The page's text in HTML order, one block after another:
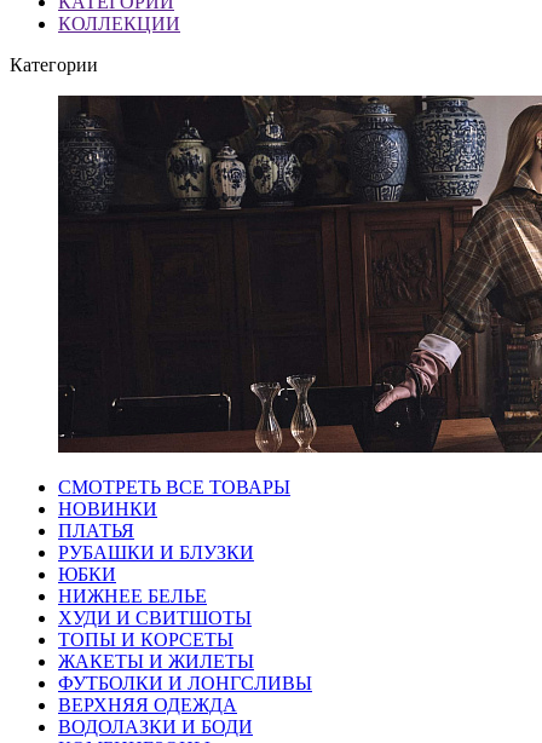
КОЛЛЕКЦИИ
Категории
СМОТРЕТЬ ВСЕ ТОВАРЫ
НОВИНКИ
ПЛАТЬЯ
РУБАШКИ И БЛУЗКИ
ЮБКИ
НИЖНЕЕ БЕЛЬЕ
ХУДИ И СВИТШОТЫ
ТОПЫ И КОРСЕТЫ
ЖАКЕТЫ И ЖИЛЕТЫ
ФУТБОЛКИ И ЛОНГСЛИВЫ
ВЕРХНЯЯ ОДЕЖДА
ВОДОЛАЗКИ И БОДИ